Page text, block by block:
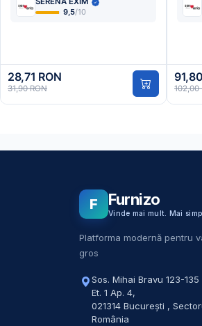
9,5/10
28,71 RON
31,90 RON 102,00
F Furnizo
Vinde mai mult. Mai
Platforma modernă pentru
gros
Sos. Mihai Bravu 123-135
Et. 1 Ap. 4,
021314 București ,
România